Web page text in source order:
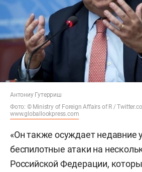
Антониу Гутерриш
Фото: © Ministry of Foreign Affairs of R /
www.globallookpress.com
«Он также осуждает недавние
беспилотные атаки на
Российской Федерации,